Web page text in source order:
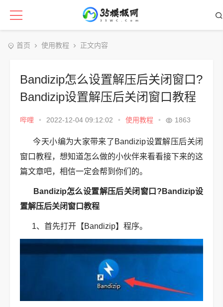
首页 使用教程 正文内容
Bandizip怎么设置解压后关闭窗口?
Bandizip设置解压后关闭窗口教程
哔哩 • 2022-12-04 09:12:02 • 使用教程 • 1863
今天小编为大家带来了Bandizip设置解压后关闭
窗口教程，想知道怎么做的小伙伴来看看接下来的这
篇文章吧，相信一定会帮到你们的。
Bandizip怎么设置解压后关闭窗口?Bandizip设
置解压后关闭窗口教程
1、首先打开【Bandizip】程序。